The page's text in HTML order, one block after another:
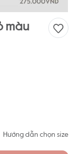
màu
Hướng dẫn chọn size